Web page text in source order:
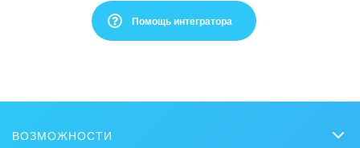
Спасибо :)
Очень жаль :(
Помощь интегратора
ВОЗМОЖНОСТИ